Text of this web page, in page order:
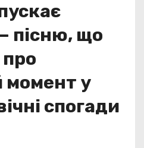
пісню, що
про
у
спогади